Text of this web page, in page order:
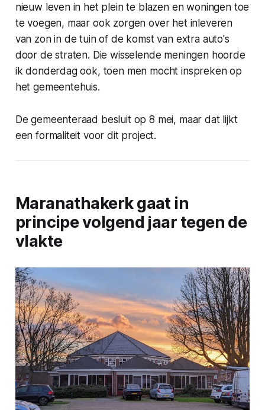
nieuw leven in het plein te blazen en woningen toe
te voegen, maar ook zorgen over het inleveren
van zon in de tuin of de komst van extra auto's
door de straten. Die wisselende meningen hoorde
ik donderdag ook, toen men mocht inspreken op
het gemeentehuis.
De gemeenteraad besluit op 8 mei, maar dat lijkt
een formaliteit voor dit project.
Maranathakerk gaat in
principe volgend jaar tegen de
vlakte